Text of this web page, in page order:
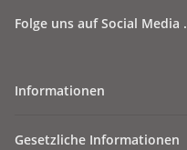
Folge uns auf Social Media
Informationen
Gesetzliche Informationen